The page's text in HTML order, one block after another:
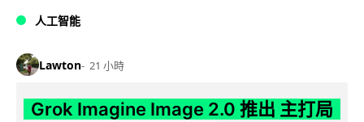
人工智能
Lawton 21 小時
Grok Imagine Image 2.0 推出 主打局